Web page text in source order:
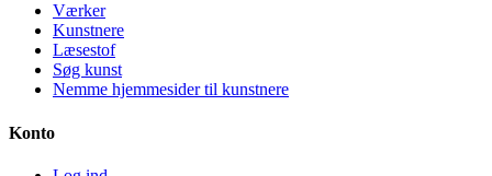
Værker
Kunstnere
Læsestof
Søg kunst
Nemme hjemmesider til kunstnere
Konto